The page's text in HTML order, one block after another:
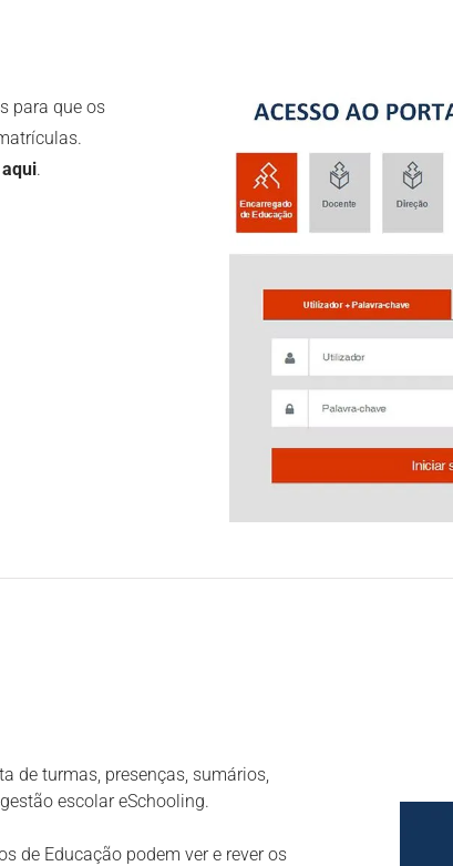
para que os
aqui.
de turmas, presenças, sumários,
escolar eSchooling.
de Educação podem ver e rever os